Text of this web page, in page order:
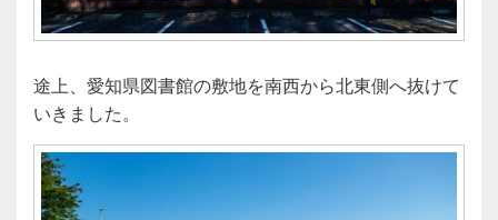
途上、愛知県図書館の敷地を南西から北東側へ抜けて
いきました。